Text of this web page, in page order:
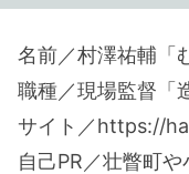
名前／村澤祐輔「
職種／現場監督「
サイト／https://
自己PR／壮瞥町